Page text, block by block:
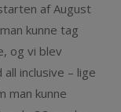
af August
kunne tag
og vi blev
inclusive – lige
man kunne